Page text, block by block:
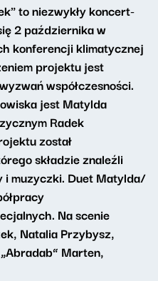
to niezwykły koncert-
2 października w
konferencji klimatycznej
projektu jest
współczesności.
jest Matylda
Radek
został
składzie znaleźli
i muzyczki. Duet Matylda/
Na scenie
Natalia Przybysz,
Marten,